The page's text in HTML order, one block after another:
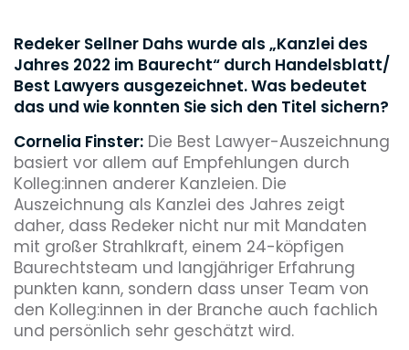
Redeker Sellner Dahs wurde als „Kanzlei des
Jahres 2022 im Baurecht“ durch Handelsblatt/​
Best Lawyers ausgezeichnet. Was bedeutet
das und wie konnten Sie sich den Titel sichern?
Cornelia Finster: Die Best Lawyer-Auszeichnung
basiert vor allem auf Empfehlungen durch
Kolleg:innen anderer Kanzleien. Die
Auszeichnung als Kanzlei des Jahres zeigt
daher, dass Redeker nicht nur mit Mandaten
mit großer Strahlkraft, einem 24-köpfigen
Baurechtsteam und langjähriger Erfahrung
punkten kann, sondern dass unser Team von
den Kolleg:innen in der Branche auch fachlich
und persönlich sehr geschätzt wird.